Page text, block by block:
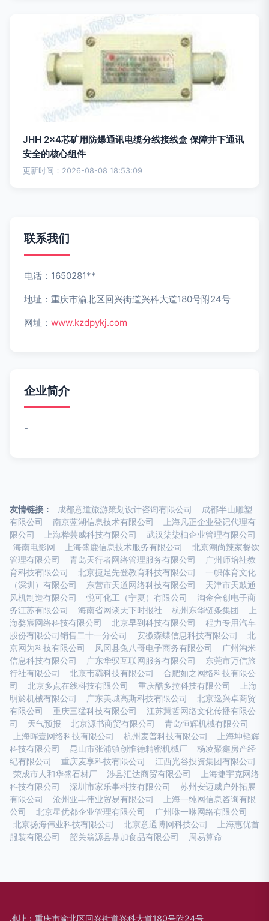
JHH 2×4芯矿用防爆通讯电缆分线接线盒 保障井下通讯
安全的核心组件
更新时间：2026-08-08 18:53:09
联系我们
电话：1650281**
地址：重庆市渝北区回兴街道兴科大道180号附24号
网址： www.kzdpykj.com
企业简介
-
友情链接： 成都意道旅游策划设计咨询有限公司
成都半山雕塑
有限公司
南京蓝湖信息技术有限公司
上海凡正企业登记代理有
限公司
上海桦芸威科技有限公司
武汉柒柒柚企业管理有限公司
海南电影网
上海盛鹿信息技术服务有限公司
北京潮尚辣家餐饮
管理有限公司
青岛天行者网络管理服务有限公司
广州师培社教
育科技有限公司
北京捷足先登教育科技有限公司
一帜体育文化
（深圳）有限公司
东营市天道网络科技有限公司
天津市天鼓通
风机制造有限公司
悦可化工（宁夏）有限公司
淘金合创电子商
务江苏有限公司
海南省网谈天下时报社 杭州东华链条集团
上
海婺宸网络科技有限公司
北京早到科技有限公司
程力专用汽车
股份有限公司销售二十一分公司
安徽森蝶信息科技有限公司
北
京网为科技有限公司
凤冈县兔八哥电子商务有限公司
广州淘米
信息科技有限公司
广东华驭互联网服务有限公司
东莞市万信旅
行社有限公司
北京韦霸科技有限公司
合肥如之网络科技有限公
司
北京多点在线科技有限公司 重庆酷多拉科技有限公司
上海
明於机械有限公司
广东美城高斯科技有限公司
北京逸兴卓商贸
有限公司
重庆三猛科技有限公司
江苏慧哲网络文化传播有限公
司
天气预报 北京源书商贸有限公司
青岛恒辉机械有限公司
上海晖壹网络科技有限公司
杭州麦普科技有限公司
上海坤韬辉
科技有限公司
昆山市张浦镇创惟德精密机械厂
杨凌聚鑫房产经
纪有限公司
重庆麦享科技有限公司
江西光谷投资集团有限公司
荣成市人和华盛石材厂
涉县汇达商贸有限公司
上海捷宇克网络
科技有限公司
深圳市家乐事科技有限公司
苏州安迈威户外拓展
有限公司
沧州亚丰伟业贸易有限公司
上海一纯网信息咨询有限
公司
北京星优都企业管理有限公司
广州咻一咻网络有限公司
北京扬海伟业科技有限公司
北京意通博网科技公司
上海惠优首
服装有限公司
韶关翁源县鼎加食品有限公司 周易算命
地址：重庆市渝北区回兴街道兴科大道180号附24号